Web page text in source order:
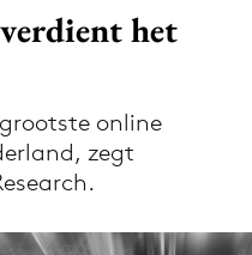
via de Adformatie
app
het
online
zegt